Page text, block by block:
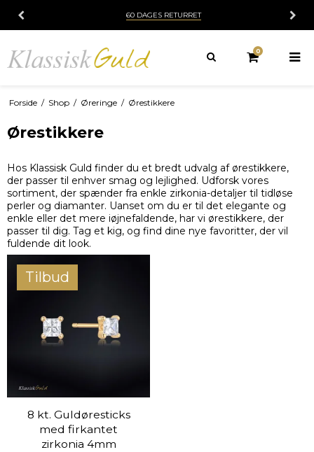
60 DAGES RETURRET
0
Forside / Shop / Øreringe / Ørestikkere
Ørestikkere
Hos Klassisk Guld finder du et bredt udvalg af ørestikkere,
der passer til enhver smag og lejlighed. Udforsk vores
sortiment, der spænder fra enkle zirkonia-detaljer til tidløse
perler og diamanter. Uanset om du er til det elegante og
enkle eller det mere iøjnefaldende, har vi ørestikkere, der
passer til dig. Tag et kig, og find dine nye favoritter, der vil
fuldende dit look.
Tilbud
8 kt. Guldøresticks
med firkantet
zirkonia 4mm